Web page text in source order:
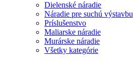
Dielenské náradie
Náradie pre suchú výstavbu
Príslušenstvo
Maliarske náradie
Murárske náradie
Všetky kategórie